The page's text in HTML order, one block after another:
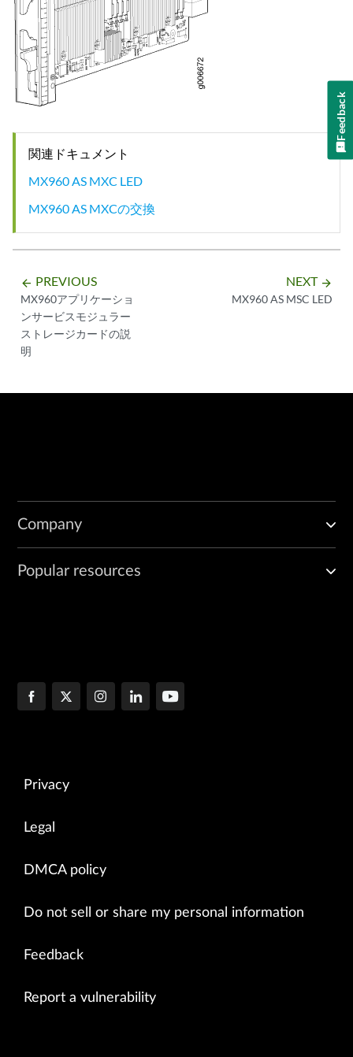
関連ドキュメント
MX960 AS MXC LED
MX960 AS MXCの交換
arrow_backward PREVIOUS
MX960アプリケーショ
ンサービスモジュラー
ストレージカードの説
明
NEXT arrow_forward
MX960 AS MSC LED
Company
Popular resources
Privacy
Legal
DMCA policy
Do not sell or share my personal information
Feedback
Report a vulnerability
Feedback